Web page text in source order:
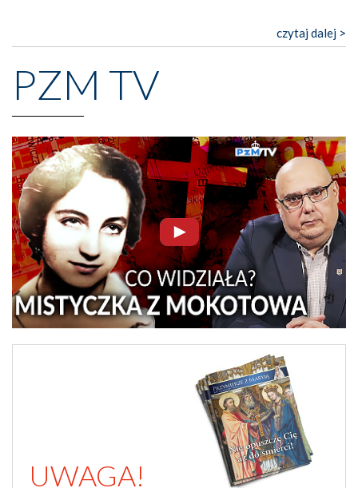
czytaj dalej >
PZM TV
UWAGA!